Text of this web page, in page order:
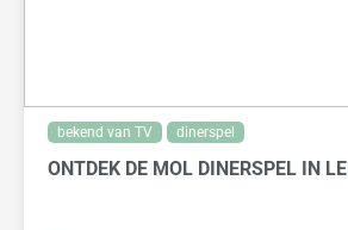
bekend van TV dinerspel
ONTDEK DE MOL DINERSPEL IN